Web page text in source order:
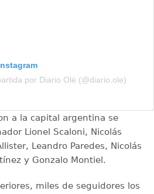
por Diario Olé (@diario.ole)
a la capital argentina se
Lionel Scaloni, Nicolás
Leandro Paredes, Nicolás
y Gonzalo Montiel.
miles de seguidores los